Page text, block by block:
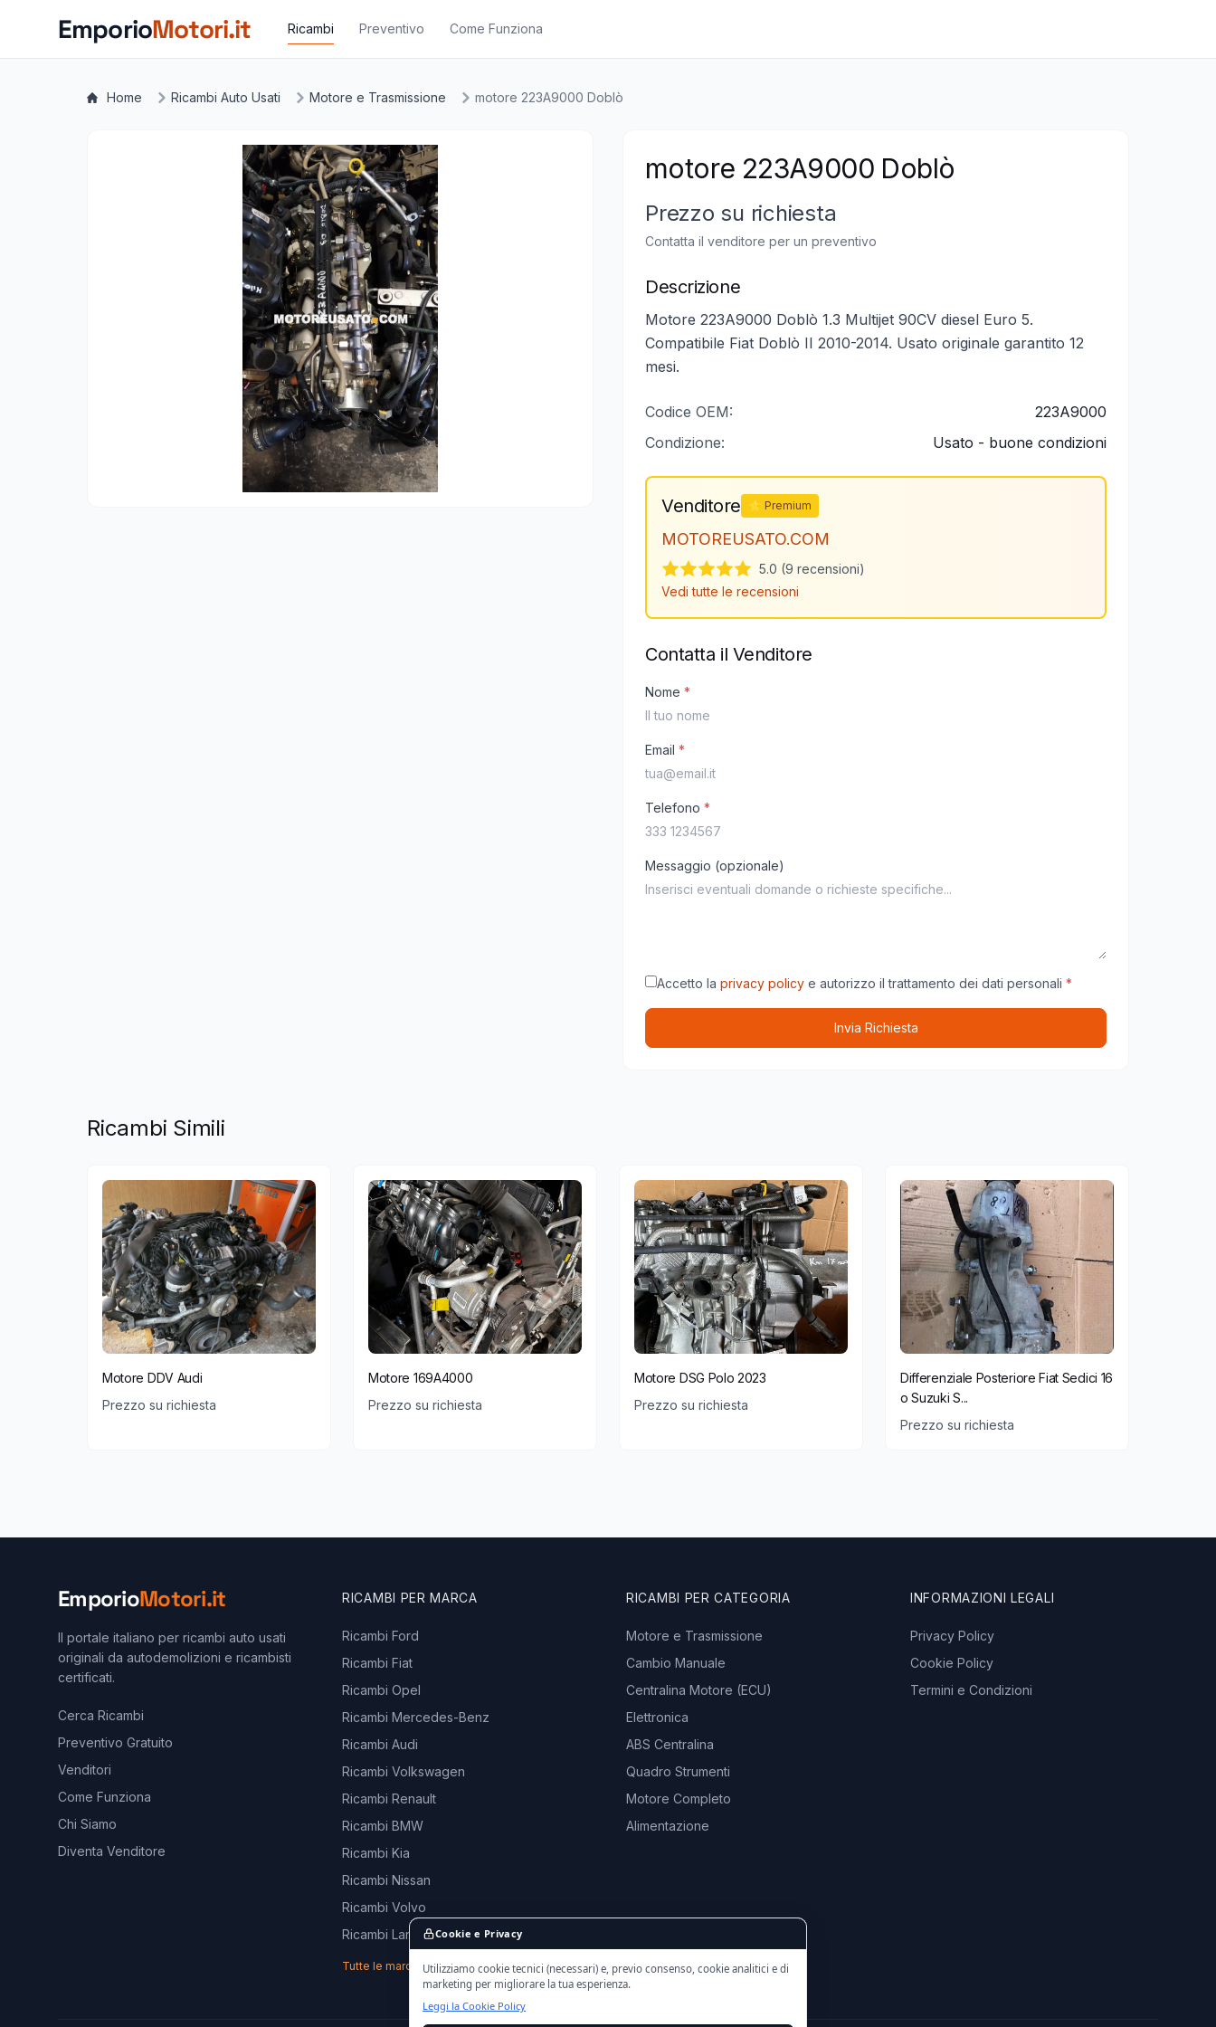
EmporioMotori.it Ricambi Preventivo Come Funziona
Home Ricambi Auto Usati Motore e Trasmissione motore 223A9000 Doblò
motore 223A9000 Doblò
Prezzo su richiesta
Contatta il venditore per un preventivo
Descrizione
Motore 223A9000 Doblò 1.3 Multijet 90CV diesel Euro 5.
Compatibile Fiat Doblò II 2010-2014. Usato originale garantito 12
mesi.
Codice OEM:
223A9000
Condizione:
Usato - buone condizioni
Venditore ⭐ Premium
MOTOREUSATO.COM
5.0 (9 recensioni)
Vedi tutte le recensioni
Contatta il Venditore
Nome *
Email *
Telefono *
Messaggio (opzionale)
Accetto la privacy policy e autorizzo il trattamento dei dati personali *
Invia Richiesta
Ricambi Simili
Motore DDV Audi
Prezzo su richiesta
Motore 169A4000
Prezzo su richiesta
Motore DSG Polo 2023
Prezzo su richiesta
Differenziale Posteriore Fiat Sedici 16
o Suzuki S...
Prezzo su richiesta
EmporioMotori.it
Il portale italiano per ricambi auto usati
originali da autodemolizioni e ricambisti
certificati.
Cerca Ricambi
Preventivo Gratuito
Venditori
Come Funziona
Chi Siamo
Diventa Venditore
RICAMBI PER MARCA
Ricambi Ford
Ricambi Fiat
Ricambi Opel
Ricambi Mercedes-Benz
Ricambi Audi
Ricambi Volkswagen
Ricambi Renault
Ricambi BMW
Ricambi Kia
Ricambi Nissan
Ricambi Volvo
Ricambi Land Rover
Tutte le marche →
RICAMBI PER CATEGORIA
Motore e Trasmissione
Cambio Manuale
Centralina Motore (ECU)
Elettronica
ABS Centralina
Quadro Strumenti
Motore Completo
Alimentazione
INFORMAZIONI LEGALI
Privacy Policy
Cookie Policy
Termini e Condizioni
Cookie e Privacy
Utilizziamo cookie tecnici (necessari) e, previo consenso, cookie analitici e di
marketing per migliorare la tua esperienza.
Leggi la Cookie Policy